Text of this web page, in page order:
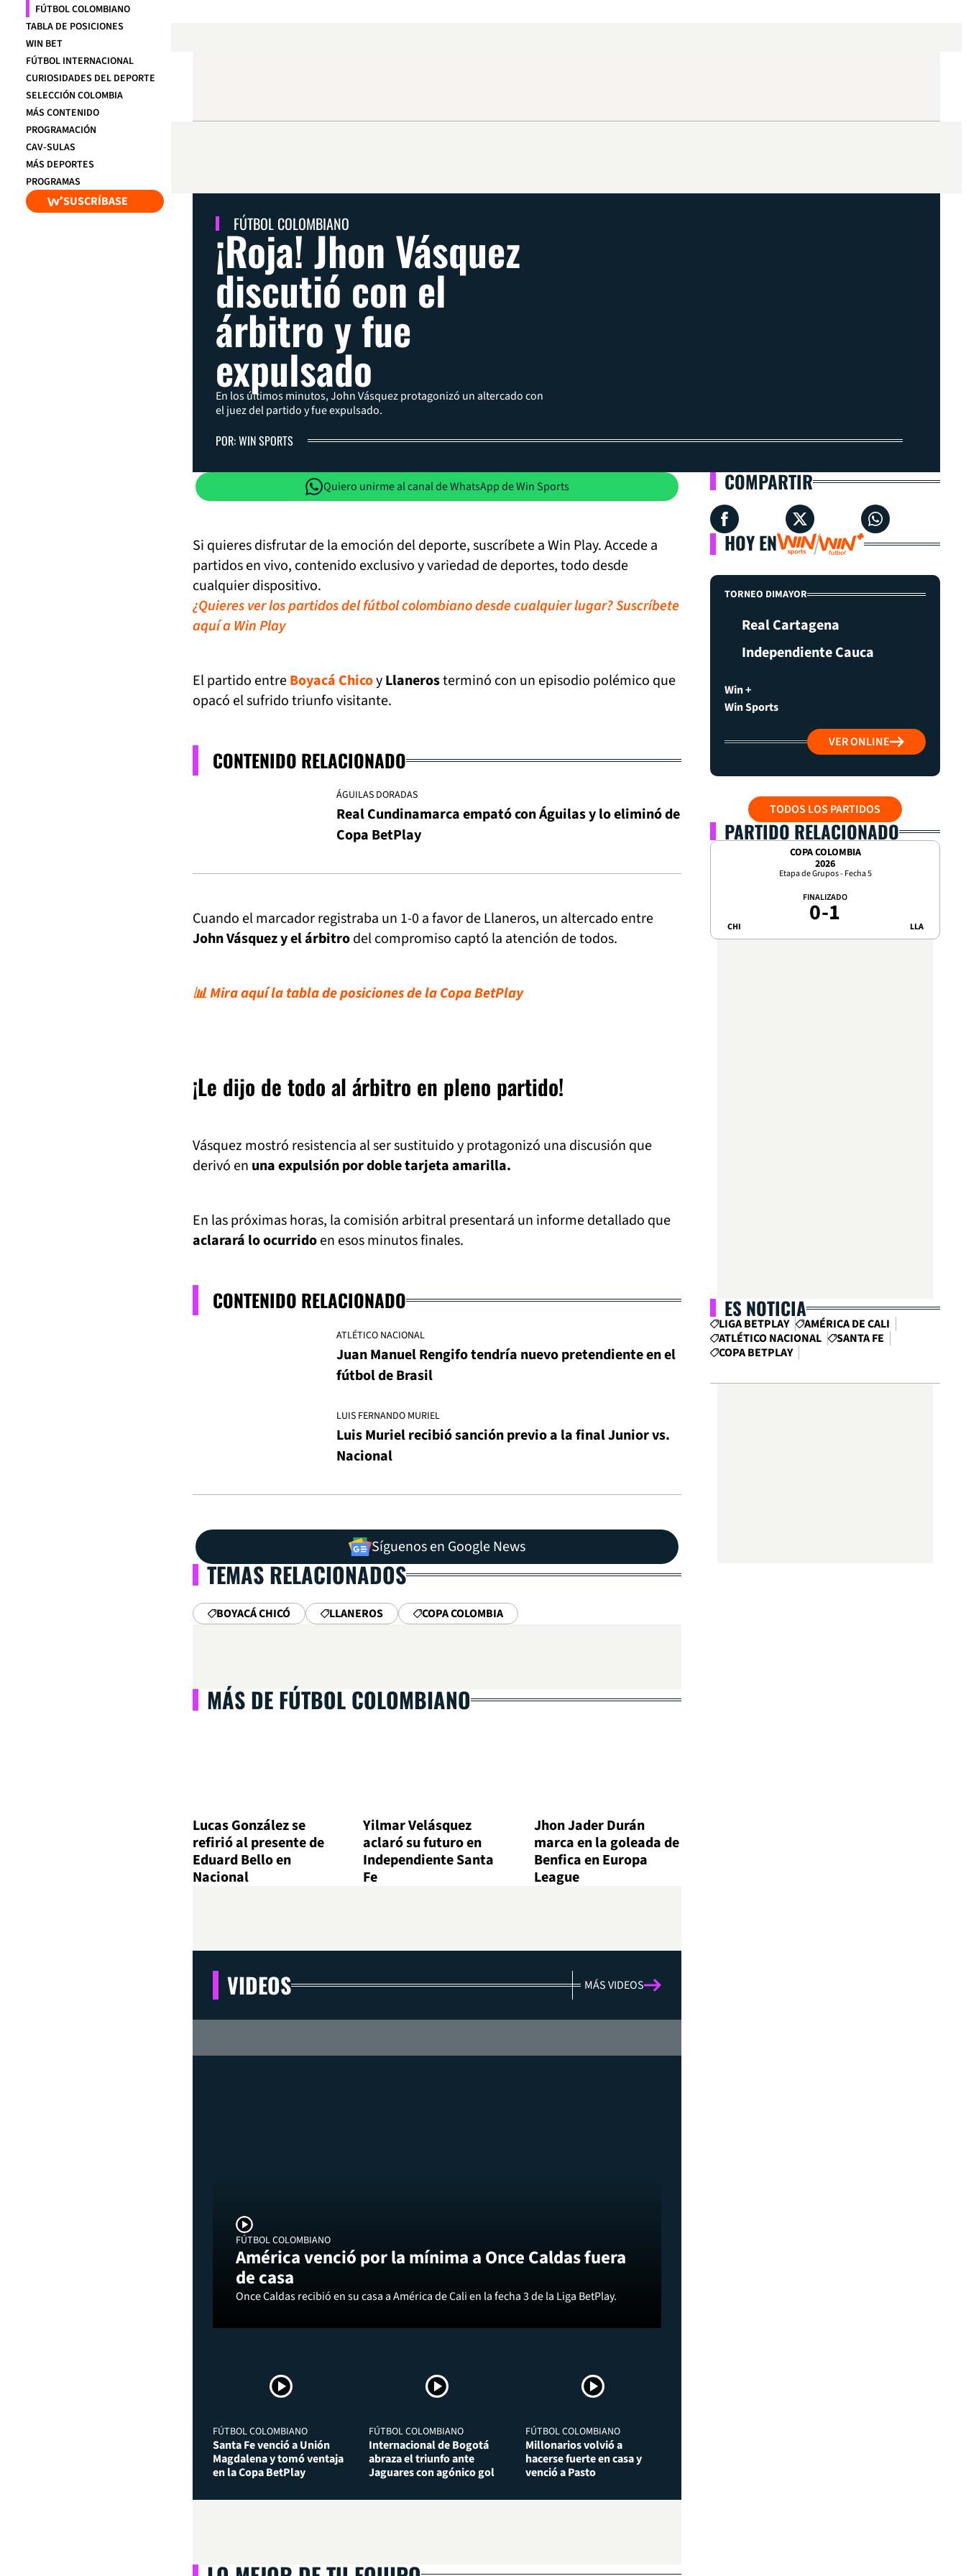
FÚTBOL COLOMBIANO
TABLA DE POSICIONES
WIN BET
FÚTBOL INTERNACIONAL
CURIOSIDADES DEL DEPORTE
SELECCIÓN COLOMBIA
MÁS CONTENIDO
PROGRAMACIÓN
CAV-SULAS
MÁS DEPORTES
PROGRAMAS
SUSCRÍBASE
FÚTBOL COLOMBIANO
¡Roja! Jhon Vásquez
discutió con el
árbitro y fue
expulsado
En los últimos minutos, John Vásquez protagonizó un altercado con
el juez del partido y fue expulsado.
POR: WIN SPORTS
Quiero unirme al canal de WhatsApp de Win Sports
Si quieres disfrutar de la emoción del deporte, suscríbete a Win Play. Accede a
partidos en vivo, contenido exclusivo y variedad de deportes, todo desde
cualquier dispositivo.
¿Quieres ver los partidos del fútbol colombiano desde cualquier lugar? Suscríbete
aquí a Win Play
El partido entreBoyacá ChicoyLlanerosterminó con un episodio polémico que
opacó el sufrido triunfo visitante.
CONTENIDO RELACIONADO
ÁGUILAS DORADAS
Real Cundinamarca empató con Águilas y lo eliminó de
Copa BetPlay
Cuando el marcador registraba un 1-0 a favor de Llaneros, un altercado entre
John Vásquez y el árbitrodel compromiso captó la atención de todos.
📊 Mira aquí la tabla de posiciones de la Copa BetPlay
¡Le dijo de todo al árbitro en pleno partido!
Vásquez mostró resistencia al ser sustituido y protagonizó una discusión que
derivó en una expulsión por doble tarjeta amarilla.
En las próximas horas, la comisión arbitral presentará un informe detallado que
aclarará lo ocurridoen esos minutos finales.
CONTENIDO RELACIONADO
ATLÉTICO NACIONAL
Juan Manuel Rengifo tendría nuevo pretendiente en el
fútbol de Brasil
LUIS FERNANDO MURIEL
Luis Muriel recibió sanción previo a la final Junior vs.
Nacional
Síguenos en Google News
TEMAS RELACIONADOS
BOYACÁ CHICÓ LLANEROS COPA COLOMBIA
MÁS DE FÚTBOL COLOMBIANO
Lucas González se
refirió al presente de
Eduard Bello en
Nacional
Yilmar Velásquez
aclaró su futuro en
Independiente Santa
Fe
Jhon Jader Durán
marca en la goleada de
Benfica en Europa
League
VIDEOS MÁS VIDEOS
FÚTBOL COLOMBIANO
América venció por la mínima a Once Caldas fuera
de casa
Once Caldas recibió en su casa a América de Cali en la fecha 3 de la Liga BetPlay.
FÚTBOL COLOMBIANO
Santa Fe venció a Unión
Magdalena y tomó ventaja
en la Copa BetPlay
FÚTBOL COLOMBIANO
Internacional de Bogotá
abraza el triunfo ante
Jaguares con agónico gol
FÚTBOL COLOMBIANO
Millonarios volvió a
hacerse fuerte en casa y
venció a Pasto
COMPARTIR
HOY EN
TORNEO DIMAYOR
Real Cartagena
Independiente Cauca
Win +
Win Sports
VER ONLINE
TODOS LOS PARTIDOS
PARTIDO RELACIONADO
COPA COLOMBIA
2026
Etapa de Grupos - Fecha 5
CHI
FINALIZADO
0-1 LLA
ES NOTICIA
LIGA BETPLAY
AMÉRICA DE CALI
ATLÉTICO NACIONAL
SANTA FE
COPA BETPLAY